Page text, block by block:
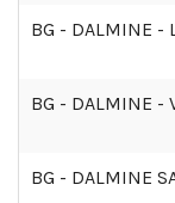
BG - DALMINE -
BG - DALMINE -
BG - DALMINE